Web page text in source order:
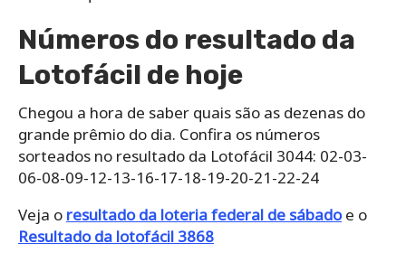
Números do resultado da
Lotofácil de hoje
Chegou a hora de saber quais são as dezenas do
grande prêmio do dia. Confira os números
sorteados no resultado da Lotofácil 3044: 02-03-
06-08-09-12-13-16-17-18-19-20-21-22-24
Veja o resultado da loteria federal de sábadoe o
Resultado da lotofácil 3868